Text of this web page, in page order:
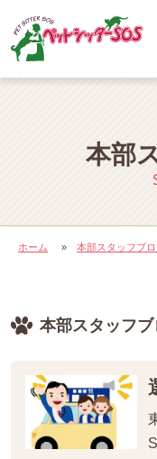
本部
ホーム » 本部スタッフブ
本部スタッフ